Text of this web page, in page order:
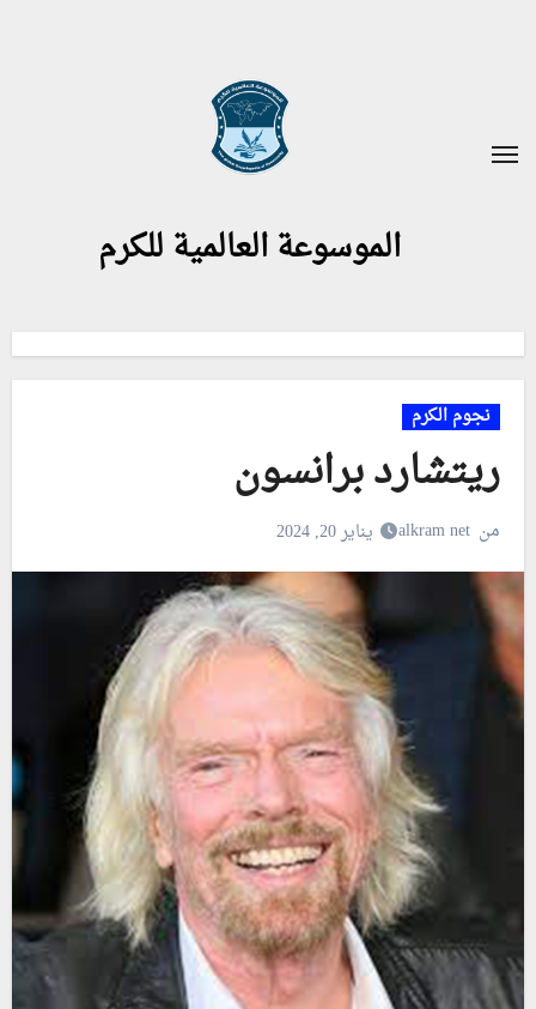
الموسوعة العالمية للكرم
نجوم الكرم
ريتشارد برانسون
من alkram net يناير 20, 2024